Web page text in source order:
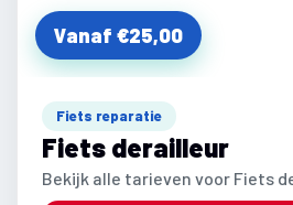
Vanaf €25,00
Fiets reparatie
Fiets derailleur
Bekijk alle tarieven voor Fiets